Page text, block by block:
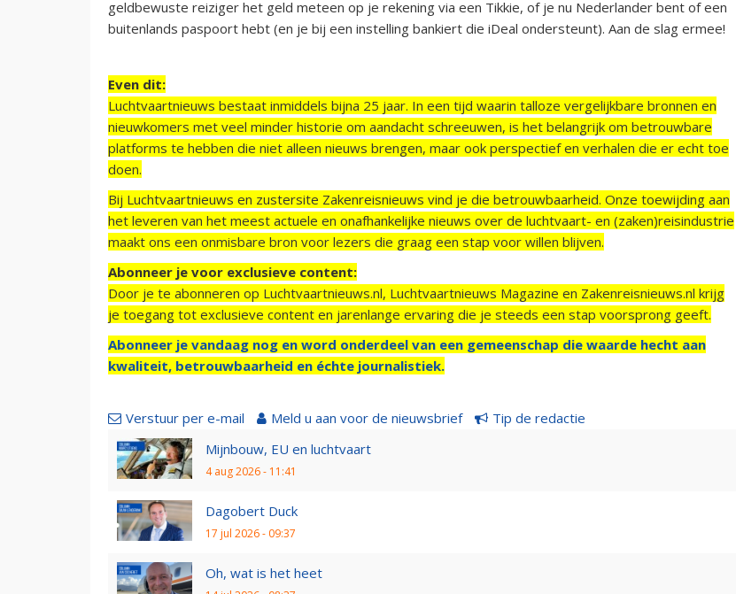
geldbewuste reiziger het geld meteen op je rekening via een Tikkie, of je nu Nederlander bent of een
buitenlands paspoort hebt (en je bij een instelling bankiert die iDeal ondersteunt). Aan de slag ermee!
Even dit:
Luchtvaartnieuws bestaat inmiddels bijna 25 jaar. In een tijd waarin talloze vergelijkbare bronnen en
nieuwkomers met veel minder historie om aandacht schreeuwen, is het belangrijk om betrouwbare
platforms te hebben die niet alleen nieuws brengen, maar ook perspectief en verhalen die er echt toe
doen.
Bij Luchtvaartnieuws en zustersite Zakenreisnieuws vind je die betrouwbaarheid. Onze toewijding aan
het leveren van het meest actuele en onafhankelijke nieuws over de luchtvaart- en (zaken)reisindustrie
maakt ons een onmisbare bron voor lezers die graag een stap voor willen blijven.
Abonneer je voor exclusieve content:
Door je te abonneren op Luchtvaartnieuws.nl, Luchtvaartnieuws Magazine en Zakenreisnieuws.nl krijg
je toegang tot exclusieve content en jarenlange ervaring die je steeds een stap voorsprong geeft.
Abonneer je vandaag nog en word onderdeel van een gemeenschap die waarde hecht aan
kwaliteit, betrouwbaarheid en échte journalistiek.
Verstuur per e-mail Meld u aan voor de nieuwsbrief
Tip de redactie
Mijnbouw, EU en luchtvaart
4 aug 2026 - 11:41
Dagobert Duck
17 jul 2026 - 09:37
Oh, wat is het heet